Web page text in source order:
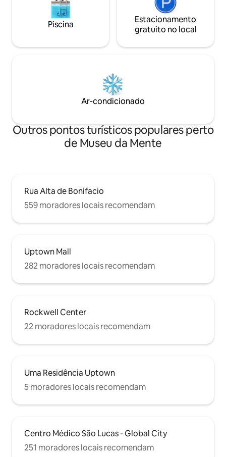
Piscina
Estacionamento
gratuito no local
Ar-condicionado
Outros pontos turísticos populares perto
de Museu da Mente
Rua Alta de Bonifacio
559 moradores locais recomendam
Uptown Mall
282 moradores locais recomendam
Rockwell Center
22 moradores locais recomendam
Uma Residência Uptown
5 moradores locais recomendam
Centro Médico São Lucas - Global City
251 moradores locais recomendam